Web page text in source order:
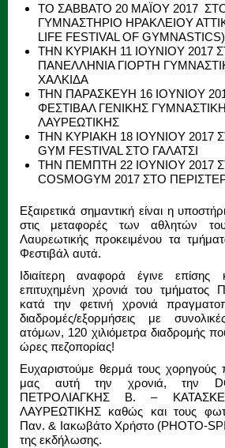
TO ΣΑΒΒΑΤΟ 20 ΜΑΪΟΥ 2017
ΓΥΜΝΑΣΤΗΡΙΟ ΗΡΑΚΛΕΙΟΥ
LIFE FESTIVAL OF GYMNASTICS)
ΤΗΝ ΚΥΡΙΑΚΗ 11 ΙΟΥΝΙΟΥ 2017
ΠΑΝΕΛΛΗΝΙΑ ΓΙΟΡΤΗ
ΧΑΛΚΙΔΑ
ΤΗΝ ΠΑΡΑΣΚΕΥΗ 16 ΙΟΥΝΙΟΥ
ΦΕΣΤΙΒΑΛ ΓΕΝΙΚΗΣ
ΛΑΥΡΕΩΤΙΚΗΣ
ΤΗΝ ΚΥΡΙΑΚΗ 18 ΙΟΥΝΙΟΥ 2017
GYM FESTIVAL ΣΤΟ ΓΑΛΑΤΣΙ
ΤΗΝ ΠΕΜΠΤΗ 22 ΙΟΥΝΙΟΥ 2017
COSMOGYM 2017 ΣΤΟ
Εξαιρετικά σημαντική είναι η
στις μεταφορές των αθλητών
Λαυρεωτικής προκειμένου τα
Φεστιβάλ αυτά.
Ιδιαίτερη αναφορά έγινε
επιτυχημένη χρονιά του τμήματος
κατά την φετινή χρονιά
διαδρομές/εξορμήσεις με
ατόμων, 120 χιλιόμετρα διαδρομής
ώρες πεζοπορίας!
Ευχαριστούμε θερμά τους χορηγούς
μας αυτή την χρονιά, την
ΠΕΤΡΟΛΙΑΓΚΗΣ Β. –
ΛΑΥΡΕΩΤΙΚΗΣ καθώς και τους
Παν. & Ιακωβάτο Χρήστο (PHOTO-
της εκδήλωσης.